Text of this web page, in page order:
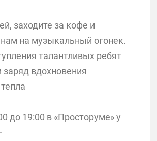
заходите за кофе и
нам на музыкальный огонек.
талантливых ребят
заряд вдохновения
до 19:00 в «Просторуме» у